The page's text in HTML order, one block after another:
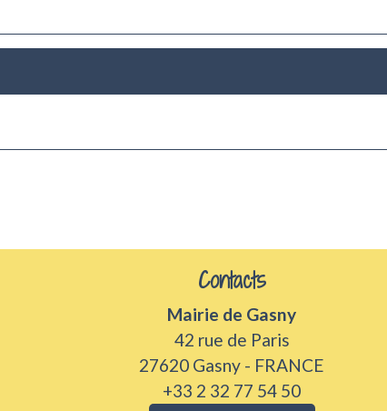
Contacts
Mairie de Gasny
42 rue de Paris
27620 Gasny - FRANCE
+33 2 32 77 54 50